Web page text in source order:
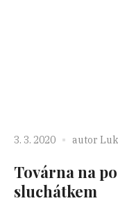
3. 3. 2020 autor
Továrna na
sluchátkem